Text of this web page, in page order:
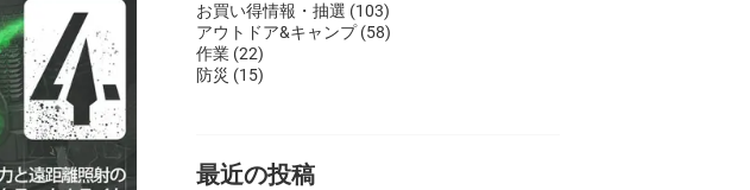
お買い得情報・抽選 (103)
アウトドア&キャンプ(58)
作業 (22)
防災 (15)
最近の投稿